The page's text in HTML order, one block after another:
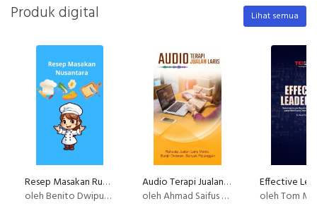
Produk digital Lihat semua
Resep Masakan Rumahan Anti Gagal Layak Jualan
oleh Benito Dwiputra
Audio Terapi Jualan Laris
oleh Ahmad Saifus Salam
Effective
oleh Tom